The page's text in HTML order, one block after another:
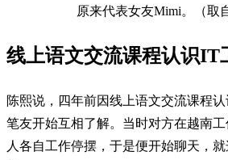
原来代表女友Mimi。（取
线上语文交流课程认识IT
陈熙说，四年前因线上语文交流课程
笔友开始互相了解。当时对方在越南
人各自工作停摆，于是便开始聊天，